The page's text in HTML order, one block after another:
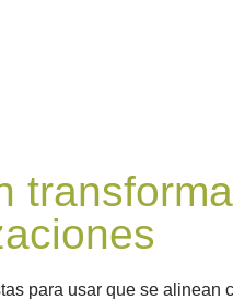
para usar que se alinean